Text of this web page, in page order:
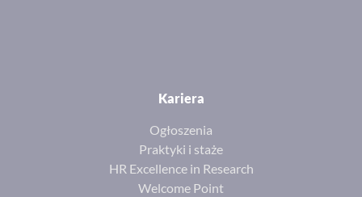
Kariera
Ogłoszenia
Praktyki i staże
HR Excellence in Research
Welcome Point